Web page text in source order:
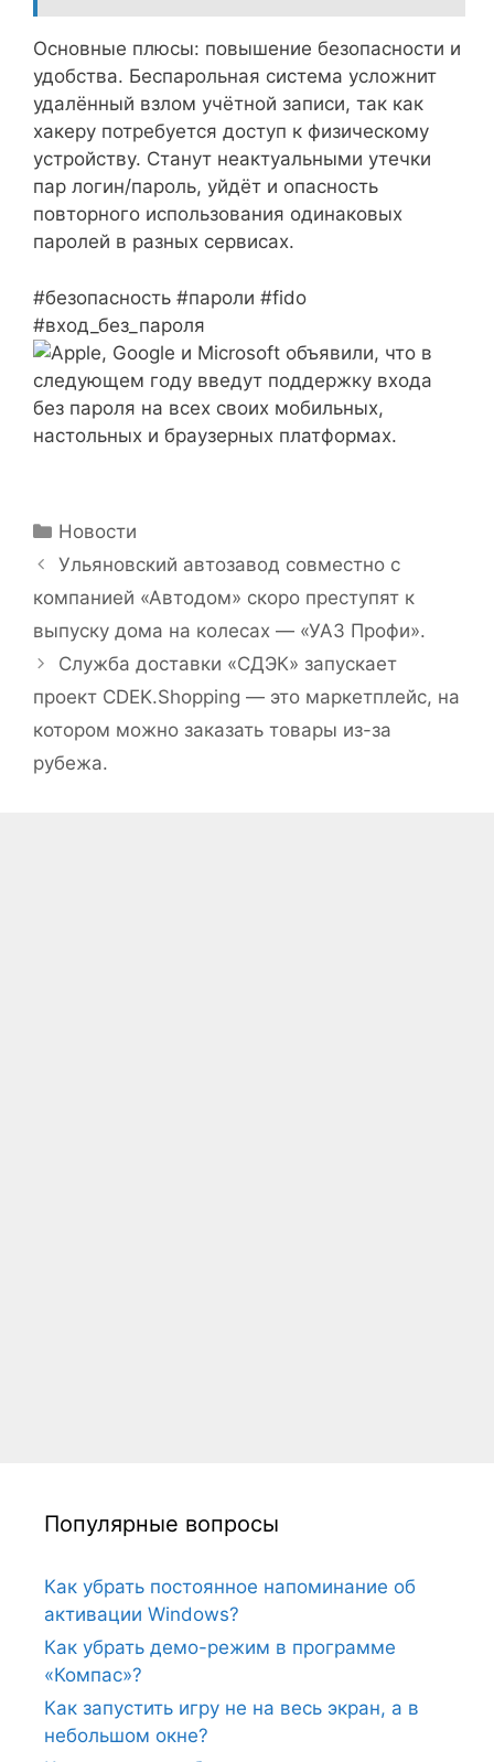
Основные плюсы: повышение безопасности и
удобства. Беспарольная система усложнит
удалённый взлом учётной записи, так как
хакеру потребуется доступ к физическому
устройству. Станут неактуальными утечки
пар логин/пароль, уйдёт и опасность
повторного использования одинаковых
паролей в разных сервисах.
#безопасность #пароли #fido
#вход_без_пароля
Рубрики
Новости
Ульяновский автозавод совместно с
компанией «Автодом» скоро преступят к
выпуску дома на колесах — «УАЗ Профи».
Служба доставки «СДЭК» запускает
проект CDEK.Shopping — это маркетплейс, на
котором можно заказать товары из-за
рубежа.
Популярные вопросы
Как убрать постоянное напоминание об
активации Windows?
Как убрать демо-режим в программе
«Компас»?
Как запустить игру не на весь экран, а в
небольшом окне?